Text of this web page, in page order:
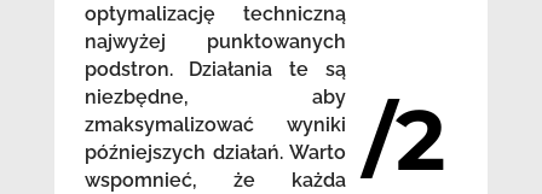
optymalizację techniczną
najwyżej punktowanych
podstron. Działania te są
niezbędne, aby
zmaksymalizować wyniki
późniejszych działań. Warto
wspomnieć, że każda
/2